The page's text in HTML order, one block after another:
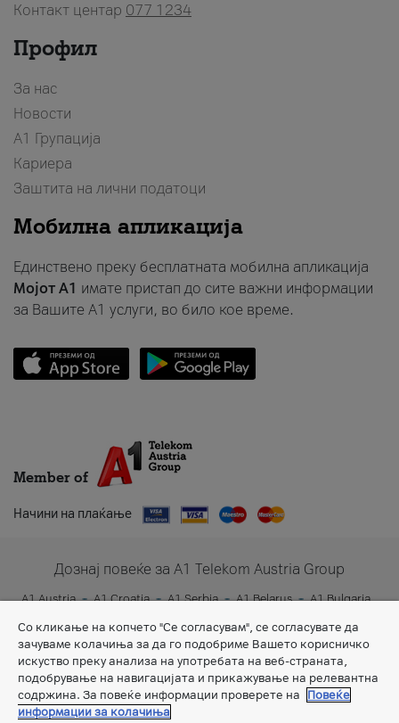
Контакт центар 077 1234
Профил
За нас
Новости
А1 Групација
Кариера
Заштита на лични податоци
Мобилна апликација
Единствено преку бесплатната мобилна апликација
Мојот A1 имате пристап до сите важни информации
за Вашите A1 услуги, во било кое време.
Member of
Начини на плаќање
Дознај повеќе за A1 Telekom Austria Group
A1 Austria A1 Croatia A1 Serbia A1 Belarus
A1 Bulgaria
A1 Slovenia
A1 Digital
Со кликање на копчето "Се согласувам", се согласувате да
зачуваме колачиња за да го подобриме Вашето корисничко
искуство преку анализа на употребата на веб-страната,
подобрување на навигацијата и прикажување на релевантна
содржина. За повеќе информации проверете на
Повеќе
информации за колачиња